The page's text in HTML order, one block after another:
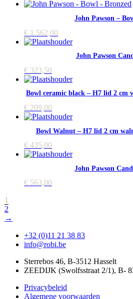
John Pawson –
€ 1.562,00
John Pawson
€ 323,50
Bowl ceramic black – H7 lid 2 cm
€ 209,00
Bowl Walnut – H7 lid 2 cm
€ 435,00
John Pawson
€ 563,00
1
2
→
+32 (0)11 21 38 83
info@robi.be
Sterrebos 46, B-3512 Hasselt
ZEEDIJK (Swolfsstraat 2/1), B-
Privacybeleid
Algemene voorwaarden